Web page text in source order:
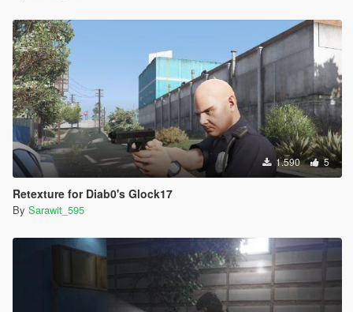
1.590 5
Retexture for Diab0's Glock17
By Sarawit_595